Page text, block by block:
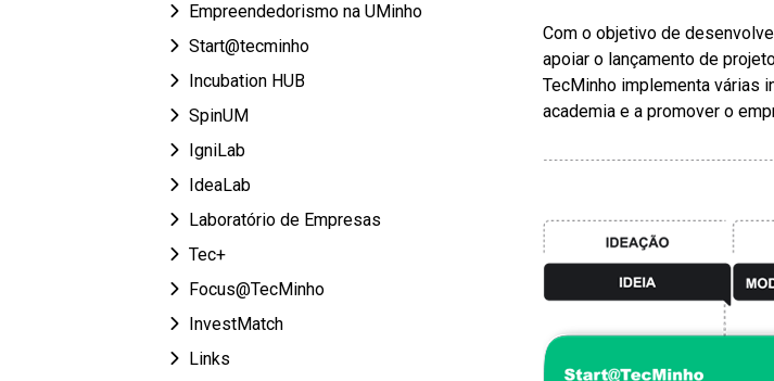
Empreendedorismo na UMinho
Start@tecminho
Incubation HUB
SpinUM
IgniLab
IdeaLab
Laboratório de Empresas
Tec+
Focus@TecMinho
InvestMatch
Links
Com o objetivo de
apoiar o lançamento de
TecMinho implementa várias
academia e a promover o